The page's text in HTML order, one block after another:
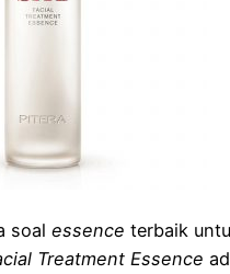
soal essence terbaik
Treatment Essence